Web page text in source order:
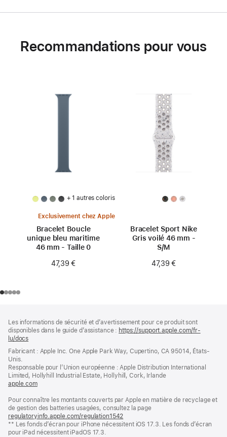
Recommandations pour vous
+ 1 autres coloris
Exclusivement chez Apple
Bracelet Boucle
unique bleu maritime
46 mm - Taille 0
47,39 €
Bracelet Sport Nike
Gris voilé 46 mm -
S/M
47,39 €
de
page
de
bas
de
page
Les informations de sécurité et d’avertissement pour ce produit sont
disponibles dans le guide d’assistance : https://support.apple.com/fr-
lu/docs
une
fenêtre)
Fabricant : Apple Inc. One Apple Park Way, Cupertino, CA 95014, États-
Unis.
Responsable pour l’Union européenne : Apple Distribution International
Limited, Hollyhill Industrial Estate, Hollyhill, Cork, Irlande
apple.com(s’ouvre
une
nouvelle
fenêtre)
Pour connaître les montants couverts par Apple en matière de recyclage et
de gestion des batteries usagées, consultez la page
regulatoryinfo.apple.com/regulation1542
dans
** Les fonds d’écran pour iPhone nécessitent iOS 17.3. Les fonds d’écran
pour iPad nécessitent iPadOS 17.3.